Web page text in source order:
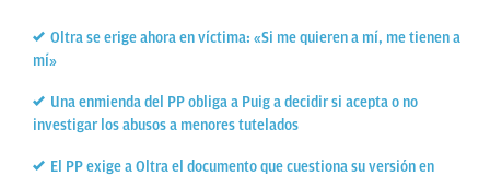
Oltra se erige ahora en víctima: «Si me quieren a mí, me tienen a
mí»
Una enmienda del PP obliga a Puig a decidir si acepta o no
investigar los abusos a menores tutelados
El PP exige a Oltra el documento que cuestiona su versión en